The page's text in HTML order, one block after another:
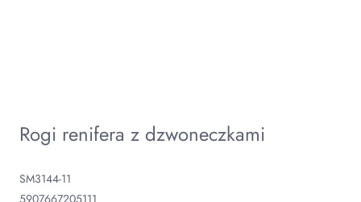
Rogi renifera z dzwoneczkami
SM3144-11
5907667205111